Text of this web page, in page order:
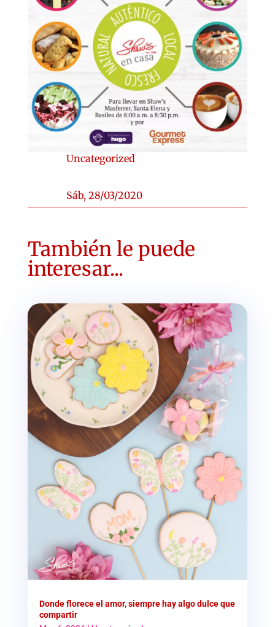
Uncategorized
Sáb, 28/03/2020
También le puede
interesar...
Donde florece el amor, siempre hay algo dulce que
compartir